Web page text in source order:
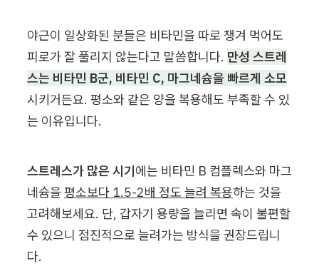
야근이 일상화된 분들은 비타민을 따로 챙겨 먹어도
피로가 잘 풀리지 않는다고 말씀합니다. 만성 스트레
스는 비타민 B군, 비타민 C, 마그네슘을 빠르게 소모
시키거든요. 평소와 같은 양을 복용해도 부족할 수 있
는 이유입니다.
스트레스가 많은 시기에는 비타민 B 컴플렉스와 마그
네슘을 평소보다 1.5-2배 정도 늘려 복용하는 것을
고려해보세요. 단, 갑자기 용량을 늘리면 속이 불편할
수 있으니 점진적으로 늘려가는 방식을 권장드립니
다.